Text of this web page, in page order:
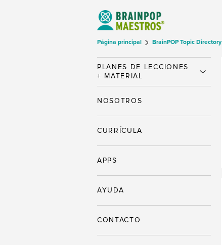
Página principal BrainPOP Topic Directory
PLANES DE LECCIONES
+ MATERIAL
NOSOTROS
CURRÍCULA
APPS
AYUDA
CONTACTO